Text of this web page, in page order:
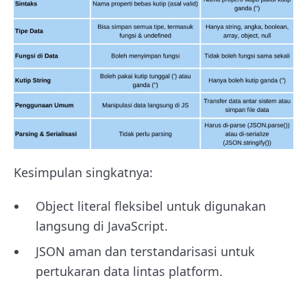
Kesimpulan singkatnya:
Object literal fleksibel untuk digunakan
langsung di JavaScript.
JSON aman dan terstandarisasi untuk
pertukaran data lintas platform.